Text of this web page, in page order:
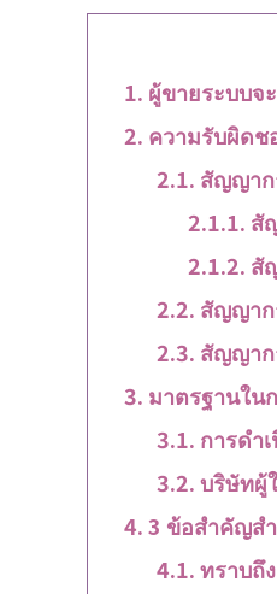
ผู้ขายระบบจ
ความรับผิดช
สัญญา
สั
สั
สัญญาก
สัญญาก
มาตรฐานใน
การดำ
บริษัทผู้
3 ข้อสำคัญส
ทราบถึ